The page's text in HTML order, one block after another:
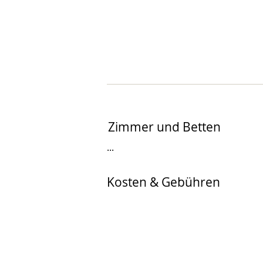
Zimmer und Betten
...
Kosten & Gebühren